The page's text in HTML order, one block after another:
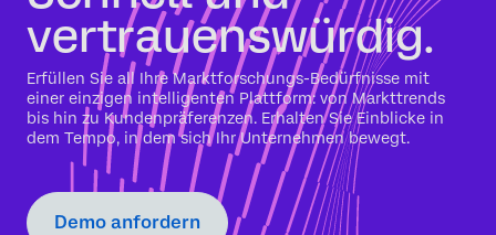
vertrauenswürdig.
Erfüllen Sie all Ihre Marktforschungs-Bedürfnisse mit
einer einzigen intelligenten Plattform: von Markttrends
bis hin zu Kundenpräferenzen. Erhalten Sie Einblicke in
dem Tempo, in dem sich Ihr Unternehmen bewegt.
Demo anfordern